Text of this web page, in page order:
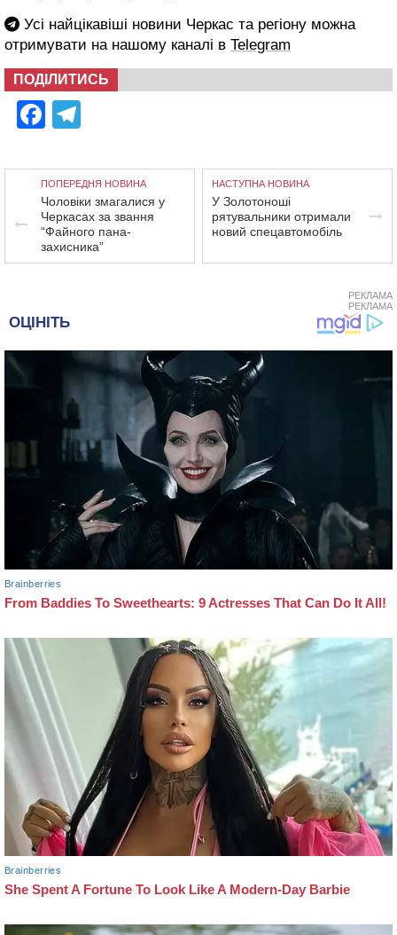
Усі найцікавіші новини Черкас та регіону можна
отримувати на нашому каналі в Telegram
ПОДІЛИТИСЬ
Facebook
ПОПЕРЕДНЯ НОВИНА
Чоловіки змагалися у
Черкасах за звання
“Файного пана-
захисника”
НАСТУПНА НОВИНА
У Золотоноші
рятувальники отримали
новий спецавтомобіль
РЕКЛАМА
РЕКЛАМА